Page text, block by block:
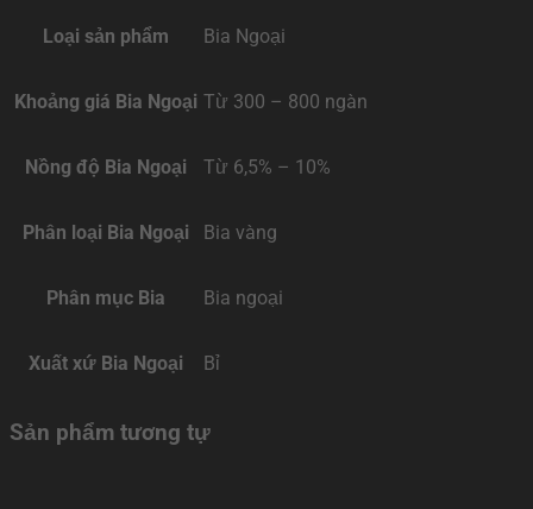
Loại sản phẩm Bia Ngoại
Khoảng giá Bia Ngoại Từ 300 – 800 ngàn
Nồng độ Bia Ngoại Từ 6,5% – 10%
Phân loại Bia Ngoại Bia vàng
Phân mục Bia Bia ngoại
Xuất xứ Bia Ngoại Bỉ
Sản phẩm tương tự